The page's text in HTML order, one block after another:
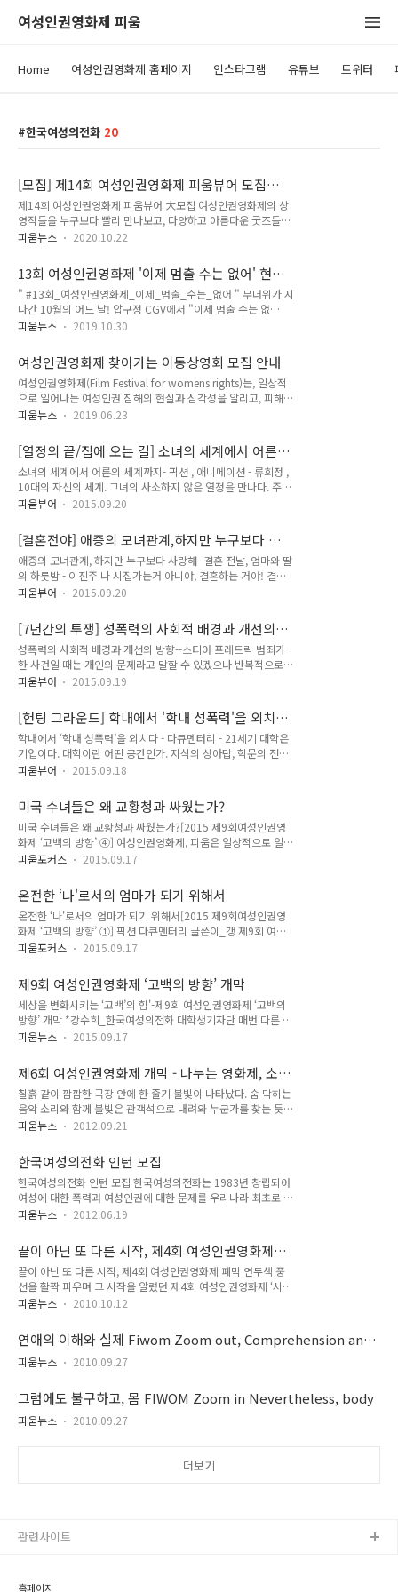
여성인권영화제 피움
Home 여성인권영화제 홈페이지 인스타그램 유튜브 트위터
한국여성의전화 20
[모집] 제14회 여성인권영화제 피움뷰어 모집
(~10/28)
제14회 여성인권영화제 피움뷰어 大모집 여성인권영화제의 상
영작들을 누구보다 빨리 만나보고, 다양하고 아름다운 굿즈들까
지 받아볼 수 있는 대외활동이 있다?! 폭력과 차별이 난무하는
고 싶은데 도무지 뭘 해야할지 모르겠는 바로 당신‘피움뷰어’로
지원하신다면, 확실하게 모시겠습니다! 신청 링크 :
https://forms.gle/KQsmUvfk7zgkDvS69 * 구글 로그인 후
작성 가능 신청 기간 : ~10월 28일(수) 합격자 발표 : 10월 29일
(목) "일상적으로 일어나는 여성폭력의 현실과 심각성을 알리고
성의전화 주최로 2006년에 시작된 여성인권영화제 피움이 오는
12월, 14회..
피움뉴스 2020.10.22
13회 여성인권영화제 '이제 멈출 수는 없어' 현장
후기
" #13회_여성인권영화제_이제_멈출_수는_없어 " 무더위가 지
나간 10월의 어느 날! 압구정 CGV에서 "이제 멈출 수는 없
어"라는 슬로건으로 5일간 13회 여성인권영화제가 열렸습니다.
트레일러 못 보신 분이 있다면 지금이 바로 기회! ▼▼ 13회 여
성인권영화제 트레일러 다시 보기! ▼▼
https://www.youtube.com/watch?v=FyPRMykut8E " 여
러분 안녕하세요-! " 여성인권영화제 수석 프로그래머 란희 님의
진행으로 영화제의 막을 올리는 개막식이 진행되었습니다. 언제
사가 시작되었는데요. 개막식에 참석한 다양한 관객들 덕분에
CGV 본관이 들썩였다는 후문입니다..
피움뉴스 2019.10.30
여성인권영화제 찾아가는 이동상영회 모집 안내
여성인권영화제(Film Festival for womens rights)는, 일상적
으로 일어나는 여성인권 침해의 현실과 심각성을 알리고, 피해자
의 생존과 치유를 지지하는 문화를 확산하기 위해 한국여성의전
서울에서만 진행되던 여성인권영화제를 지역으로 확대하여, 더
많은 지역 주민이 영화를 통해 여성인권에 대한 다양한 논의를
나눌 수 있는 장을 마련하고자 합니다. 시대상에 따른 여성상의
변화가 드러난 영화, 가정폭력에 대한 통념을 짚는 영화, 여성의
나이 듦과 노동, 몸에 대한 이야기를 담은 영화 등 영화라는 콘텐
제를 지역에 알리고자 하는 기관 및 모임의 많은 신청 바랍니다.
■ 모집..
피움뉴스 2019.06.23
[열정의 끝/집에 오는 길] 소녀의 세계에서 어른
의 세계까지
소녀의 세계에서 어른의 세계까지- 픽션 , 애니메이션 - 류희정 ,
10대의 자신의 세계. 그녀의 사소하지 않은 열정을 만나다. 주인
공 미란은 체육대회 단체 줄넘기를 연습하다가, 자꾸만 줄에 걸
의 자리를 바꾸기를 원한다. 순식간에 그녀의 자리를 뺏겨버린
미란은 더 잘할 거다, 연습해오겠다고 말한다. 학교가 끝나고 미
란은 매일같이 줄넘기 연습을 한다. 이전보다 그녀의 실력은 빼
어나게 늘었지만, 여전히 그녀는 단체 줄넘기의 걸림돌이었다.
담임선생님은 그녀의 종목을 바꾸라고 권유하다, 이내 화를 낸
탓에 반 친구들은 좋은 줄넘기 성적을 거두지 못할 거고, 이는 곧
체육대회 전체에서 좋은..
피움뷰어 2015.09.20
[결혼전야] 애증의 모녀관계,하지만 누구보다 사
랑해
애증의 모녀관계, 하지만 누구보다 사랑해- 결혼 전날, 엄마와 딸
의 하룻밤 - 이진주 나 시집가는거 아니야, 결혼하는 거야! 결혼
전날 밤, 엄마는 딸이 가난한 연극배우에게 시집을 간다며 걱정
된 직장이 있어야 한다며 잘나가는 과거 애인의 안부까지 물으며
다소 아쉬워한다. 하지만 딸은 서로 좋아하는 일 그만둘 거면 그
깟 결혼을 왜하냐며 소리친다. 사실 정말 당연한 말이지만 현대
사회에서 그렇지 못한 부부, 특히 여성들이 많다. 결혼 후, 혹은
아이가 생기면 원하든 원치 않든 직업을 버리거나 이직하는 여성
본인을 위한 결정인지는 의문이다.또 딸은 “시집가는거 아니야,
결혼하는 거야!”라..
피움뷰어 2015.09.20
[7년간의 투쟁] 성폭력의 사회적 배경과 개선의
방향
성폭력의 사회적 배경과 개선의 방향--스티어 프레드릭 범죄가
한 사건일 때는 개인의 문제라고 말할 수 있겠으나 반복적으로,
한 단체 중심적으로 향하거나, 정의가 이루어지지 못한다면 시회
주에서 온 봉사활동가인 샬롯 켐벨 스테판 (Charlotte
Campbell Stephen)이 케냐에 도착한지 2개월만에 당한 집단
강간은 하나의 단일 범죄였다. 그러나 강간, 아동 성 학대와 기본
적 생활의 필수품을 얻기 위한 생존 섹스 (survival sex)를 포함
한 케냐에서의 수많은 성폭행 사건들을 모두살펴볼 때, 사회적
변호사가 증거물을 숨기거나 바꾸는 행위는 법정 모독이자 사법
방해죄였다..
피움뷰어 2015.09.19
[헌팅 그라운드] 학내에서 '학내 성폭력'을 외치
다.
학내에서 ‘학내 성폭력’을 외치다 - 다큐멘터리 - 21세기 대학은
기업이다. 대학이란 어떤 공간인가. 지식의 상아탑, 학문의 전당.
사람들에게 각인된 대학의 이미지는 이와 같은 고고한 이미지로
들어 버린대도, 대학은 언제까지나 정결하게 제 자리를 지킬 것
만 같다. 물론 이는 어디까지나 이미지다. 하지만 이제는 대학이
라는 ‘이미지’에서 한 걸음 떨어져서 이야기 해보자. 진짜 우리
사회의 대학은 어떤 모습으로 자리하고 있는가. 치열한 입시 경
쟁과 ‘인 서울’이라는 말로 대표되는 서열화된 대학 구조 속에서
해당 대학이 어떤 학문을 어떻게 가르쳐주는가 보다는 해당 대학
을 졸업하면 사회적으로 ..
피움뷰어 2015.09.18
미국 수녀들은 왜 교황청과 싸웠는가?
미국 수녀들은 왜 교황청과 싸웠는가?[2015 제9회여성인권영
화제 ‘고백의 방향’ ④] 여성인권영화제, 피움은 일상적으로 일어
나는 여성폭력의 현실과 심각성을 알리고 피해자의 생존과 치유
2006년에 시작된 영화제입니다. '고백의 방향'을 주제로 한 제9
회 여성인권영화제에서는 어떤 영화, 어떤 이야기, 어떤 사람들
을 만날 수 있을까요? 9월 16일부터 20일까지 서울극장에서 19
개국 29편의 영화로 만나게 될 제9회 여성인권영화제 '고백의
방향'의 이야기. 지금 시작합니다. - 기자 말 * 필자 이미영은 우
틸컷 지난 2015년 4월 16일, 가톨릭교회 안에서는 교황청과 미
국 여성수도자 대표기구인 ..
피움포커스 2015.09.17
온전한 ‘나'로서의 엄마가 되기 위해서
온전한 ‘나'로서의 엄마가 되기 위해서[2015 제9회여성인권영
화제 ‘고백의 방향’ ①] 픽션 다큐멘터리 글쓴이_갱 제9회 여성
인권영화제 상영작 스틸컷 출산은 ‘나'로서의 끝인 걸까. 아니면
람들이 후자라고 이야기해주었지만, 소중한 이들의 격려에도 불
구하고 나의 두려움은 늘 전자에 머물러 있었다. 그렇다고 해서
갑작스럽게 찾아온 아기였던 것도 아니었다. 나는 임신이 어려운
편에 속했고, 그 때문에 파트너와 난임 클리닉을 오가며 임신을
기다렸다. 물론 임신 테스트기에 두 줄이 떴을 때 기뻤고 행복했
임신으로 인한 두려움과 불안이 없어지는 건 아니었다. 의 주인
공인 올리비아 역시 그..
피움포커스 2015.09.17
제9회 여성인권영화제 ‘고백의 방향’ 개막
세상을 변화시키는 ‘고백’의 힘'-제9회 여성인권영화제 ‘고백의
방향’ 개막 *강수희_한국여성의전화 대학생기자단 매번 다른 슬
로건을 선보였던 여성인권영화제가 올해는 ‘고백의 방향’이라는
여주듯 오프닝은 소리 댄스 프로젝트(명지혜, 이민숙)의 춤 공연
으로 시작되었다. 고백하기 직전의 숨소리, 이 고백을 할까, 말까
망설이며 이리저리 까딱이는 발. 소리 댄스 프로젝트의 동작 하
나에 500여 명의 관객이 숨죽여 공연에 집중하는 가운데, 9월
16일 7시, 서울시 종로구 서울극장에서 제9회 여성인권영화제
인권영화제 고미경, 손명희, 오영란 집행위원장은 ‘전화로, 이메
일로, 맨얼굴로 전해 온..
피움뉴스 2015.09.17
제6회 여성인권영화제 개막 - 나누는 영화제, 소
통하는 영화제, 행동하는 영화제
칠흙 같이 깜깜한 극장 안에 한 줄기 불빛이 나타났다. 숨 막히는
음악 소리와 함께 불빛은 관객석으로 내려와 누군가를 찾는 듯
어지럽게 사람들을 훑었다. 객석을 가득 메운 300여 명의 관객
진 ‘소리 댄스 프로젝트’의 오프닝 공연 모습이다. 이번 영화제의
컨셉인 ‘탐정’ 이미지를 형상화한 현대무용 퍼포먼스였다. 20일
저녁 7시 30분 성북구 아리랑시네센터에서 제6회 여성인권영화
제가 개막했다. 여성인권영화제 은 일상적으로 일어나는 여성폭
력의 현실과 심각성을 알리고 피해자의 생존과 치유를 지지하는
영화제다. 올해로 6회째를 맞는 여성인권영화제는 그동안 가정
폭력과 성폭력 등 여성에 대한..
피움뉴스 2012.09.21
한국여성의전화 인턴 모집
한국여성의전화 인턴 모집 한국여성의전화는 1983년 창립되어
여성에 대한 폭력과 여성인권에 대한 문제를 우리나라 최초로 제
기한 단체로 가정폭력, 성폭력 상담 활동 및 모든 폭력으로부터
있는 여성단체입니다. 또한 여성폭력의 현실과 심각성을 알리고
피해자의 생존과 자유를 지지하는 문화를 확산하기 위해 2006
년부터 여성인권영화제를 개최하고 있습니다. 사람과 사람이 만
나서 아름다운 곳, 한국여성의전화와 함께 할 열정 있는 인턴을
모집합니다. 많은 지원 부탁드립니다. ■ 모집부문 모집인원 : 0
0명 담당업무 : 여성인권영화제 홍보팀 운영 지원 ■ 지원자격
여성폭력근절과 여성인권에 관심이..
피움뉴스 2012.06.19
끝이 아닌 또 다른 시작, 제4회 여성인권영화제
폐막
끝이 아닌 또 다른 시작, 제4회 여성인권영화제 폐막 연두색 풍
선을 활짝 피우며 그 시작을 알렸던 제4회 여성인권영화제 ‘시작
했으니 두려움 없이’ 가 10월9일 폐막했다. 메인 슬로건에 맞는
화제는, 영화제와 함께한 관객들의 힘찬 박수 덕에 영화제의 끝
을 성대하게 맞이하게 되었다. ‘일상과 투쟁의 나날들’,‘여전히
아무도 모르는 이야기’,‘그대 마음과 만나 피움’,‘피움 줌인’,‘피움
실’,‘치유’에 대한 의미 있는 물음을 던져주었다. 이번 영화제의
집중과 확장인‘그럼에도 불구하고 몸’,‘연애의 이해와 실제’ 섹션
은 우리 사회의 이슈인 낙태와 연애에 포커스를 맞추며 많은 화
피움뉴스 2010.10.12
연애의 이해와 실제 Fiwom Zoom out, Comprehension and
reality of love affairs
피움뉴스 2010.09.27
그럼에도 불구하고, 몸 FIWOM Zoom in Nevertheless, body
피움뉴스 2010.09.27
더보기
홈페이지
관련사이트